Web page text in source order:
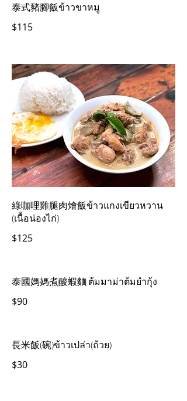
泰式豬腳飯ข้าวขาหมู
$115
綠咖哩雞腿肉燴飯ข้าวแกงเขียวหวาน
(เนื้อน่องไก่)
$125
泰國媽媽煮酸蝦麵 ต้มมาม่าต้มยำกุ้ง
$90
長米飯(碗)ข้าวเปล่า(ถ้วย)
$30